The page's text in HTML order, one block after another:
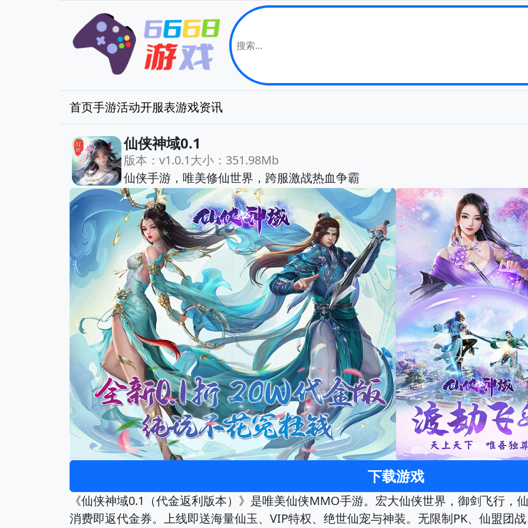
首页手游活动开服表游戏资讯
仙侠神域0.1
版本：v1.0.1大小：351.98Mb
仙侠手游，唯美修仙世界，跨服激战热血争霸
下载游戏
《仙侠神域0.1（代金返利版本）》是唯美仙侠MMO手游。宏大仙侠世界，御剑飞行，
消费即返代金券。上线即送海量仙玉、VIP特权、绝世仙宠与神装。无限制PK、仙盟团